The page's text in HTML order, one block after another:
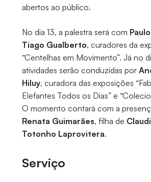
abertos ao público.
No dia 13, a palestra será com
Tiago Gualberto, curadores da
“Centelhas em Movimento”. Já no
atividades serão conduzidas por
Hiluy, curadora das exposições
Elefantes Todos os Dias” e
O momento contará com a
Renata Guimarães, filha de
Totonho Laprovitera.
Serviço